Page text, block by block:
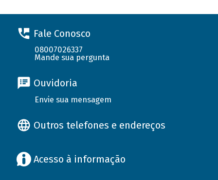
Fale Conosco
08007026337
Mande sua pergunta
Ouvidoria
Envie sua mensagem
Outros telefones e endereços
Acesso à informação